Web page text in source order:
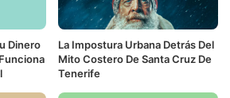
Dinero
La Impostura Urbana Detrás Del
Mito Costero De Santa Cruz De
Tenerife